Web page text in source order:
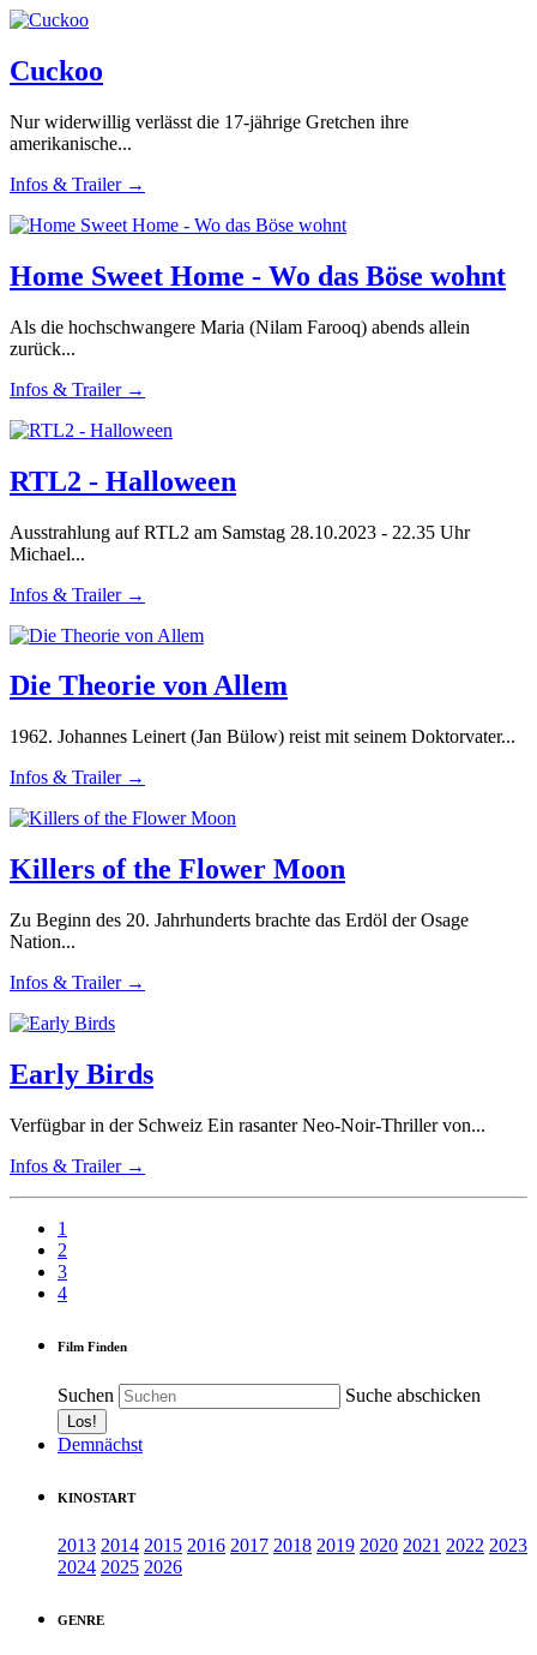
Cuckoo
Nur widerwillig verlässt die 17-jährige Gretchen ihre
amerikanische...
Infos & Trailer →
Home Sweet Home - Wo das Böse wohnt
Als die hochschwangere Maria (Nilam Farooq) abends allein
zurück...
Infos & Trailer →
RTL2 - Halloween
Ausstrahlung auf RTL2 am Samstag 28.10.2023 - 22.35 Uhr
Michael...
Infos & Trailer →
Die Theorie von Allem
1962. Johannes Leinert (Jan Bülow) reist mit seinem Doktorvater...
Infos & Trailer →
Killers of the Flower Moon
Zu Beginn des 20. Jahrhunderts brachte das Erdöl der Osage
Nation...
Infos & Trailer →
Early Birds
Verfügbar in der Schweiz Ein rasanter Neo-Noir-Thriller von...
Infos & Trailer →
1
2
3
4
Film Finden
Suchen Suche abschicken
Demnächst
KINOSTART
2013 2014 2015 2016 2017 2018 2019 2020 2021 2022 2023
2024 2025 2026
GENRE